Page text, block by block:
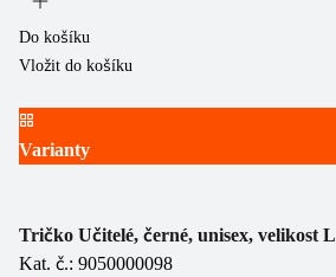
Do košíku
Vložit do košíku
Varianty
Tričko Učitelé, černé, unisex, velikost L
Kat. č.: 9050000098